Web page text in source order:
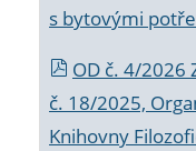
s bytovými
OD č. 4/2026
č. 18/2025,
Knihovny